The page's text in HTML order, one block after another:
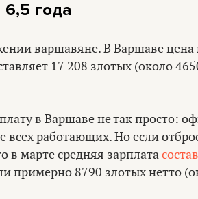
года
варшавяне. В Варшаве цена
17 208 злотых (около
в Варшаве не так просто:
всех работающих. Но если
в марте средняя зарплата
примерно 8790 злотых нетто